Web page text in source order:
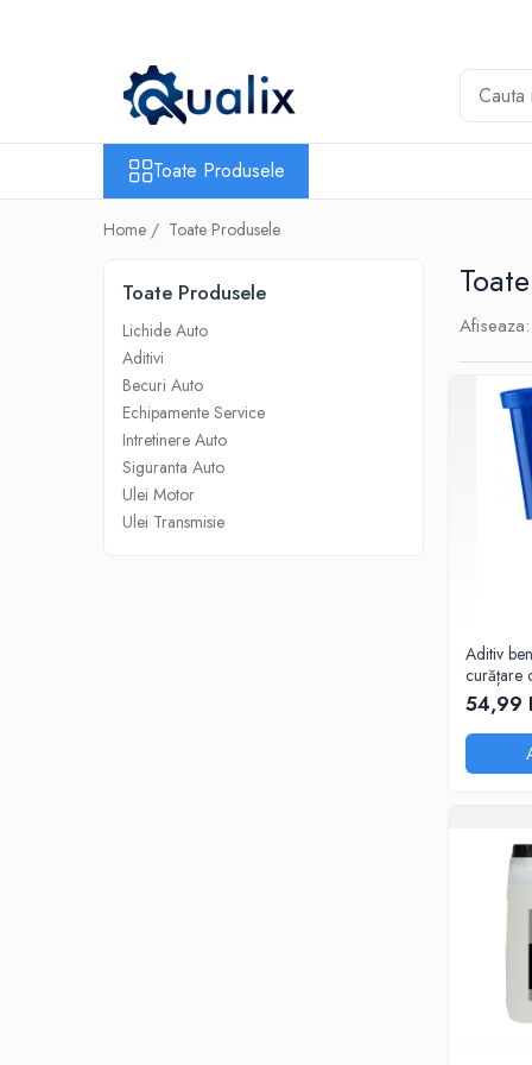
Toate Produsele
Antigel
Solutii Parbriz
Aditivi AdBlue
Adtitivi combustibil
Soluții de Curățare
Toate Produsele
Home / Toate Produsele
Toate Produsele
Lichide Auto
Aditivi
Becuri Auto
Echipamente Service
Intretinere Auto
Siguranta Auto
Ulei Motor
Ulei Transmisie
Afiseaza:
Aditiv
curățare
54,99